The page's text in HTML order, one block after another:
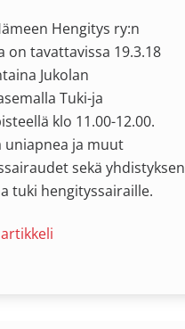
Hengitys ry:n
on tavattavissa 19.3.18
Jukolan
Tuki-ja
klo 11.00-12.00.
uniapnea ja muut
sekä yhdistyksen
tuki hengityssairaille.